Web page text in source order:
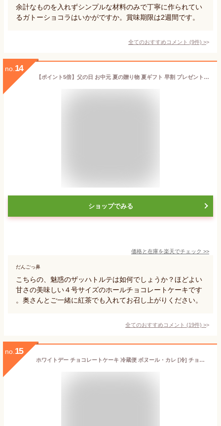
余計なものを入れずシンプルな材料のみで丁寧に作られてい
るガトーショコラはいかがですか。賞味期限は2週間です。
全てのおすすめコメント (9件) >
no. 14
【ポイント5倍】父の日 お中元 夏の贈り物 夏ギフト 早割 プレゼント スイーツ ケーキ お菓子 送料無料 魅惑のザッハトルテ 4号サイズ 冷凍 バースデーケーキ 誕生日 内祝い ギフト お取り寄せ 出産祝 還暦祝 2026年6月21日(日)父の日当日中までに必ず到着
ショップでみる
価格と在庫を楽天でチェック >>
だんごっ鼻
こちらの、魅惑のザッハトルテは如何でしょうか？ほどよい
甘さの美味しい４号サイズのホールチョコレートケーキです
。奥さんとご一緒に紅茶でも入れてお召し上がりください。
全てのおすすめコメント (19件) >
no. 15
ホワイトデー チョコレートケーキ 冷蔵便 ボヌール・カレ [冷] チョコレート チョコ ケーキ お返し 2025 ホワイトデーギフト ギフト プレゼント スイーツ お菓子 ボヌールカレ お礼